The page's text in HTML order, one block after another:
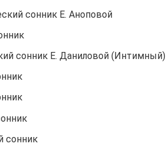
сонник Е. Аноповой
сонник Е. Даниловой (Интимный)
сонник